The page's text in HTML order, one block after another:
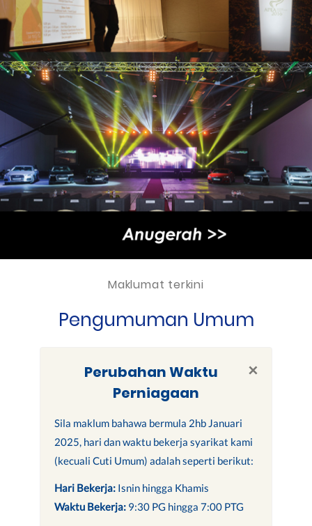
Maklumat terkini
Pengumuman Umum
×
Perubahan Waktu
Perniagaan
Sila maklum bahawa bermula 2hb Januari
2025, hari dan waktu bekerja syarikat kami
(kecuali Cuti Umum) adalah seperti berikut:
Hari Bekerja:Isnin hingga Khamis
Waktu Bekerja: 9:30 PG hingga 7:00 PTG